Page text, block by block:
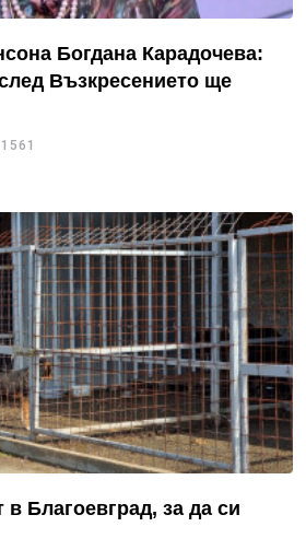
Богдана Карадочева:
Възкресението ще
1561
Благоевград, за да си